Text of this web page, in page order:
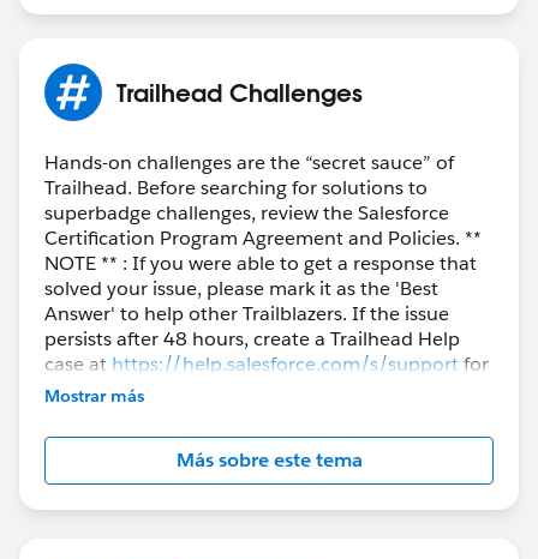
Trailhead Challenges
Hands-on challenges are the “secret sauce” of
Trailhead. Before searching for solutions to
superbadge challenges, review the Salesforce
Certification Program Agreement and Policies. **
NOTE ** : If you were able to get a response that
solved your issue, please mark it as the 'Best
Answer' to help other Trailblazers. If the issue
persists after 48 hours, create a Trailhead Help
case at https://help.salesforce.com/s/supportfor
further assistance.
Mostrar más
Más sobre este tema